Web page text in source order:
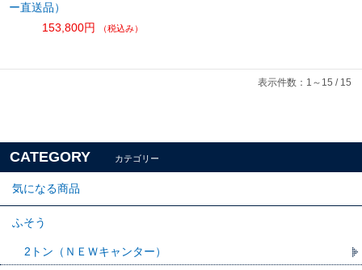
ー直送品）
153,800円
（税込み）
表示件数：1～15 / 15
CATEGORY カテゴリー
気になる商品
ふそう
2トン（ＮＥＷキャンター）